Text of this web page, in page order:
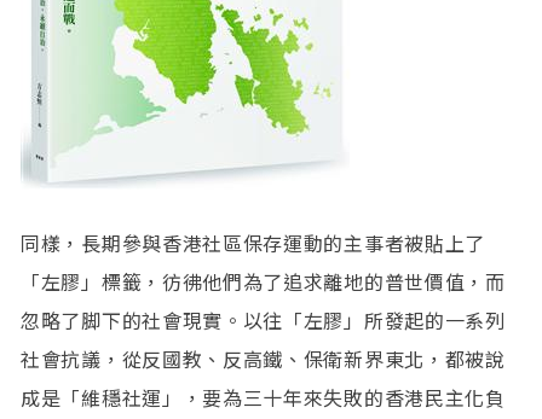
同樣，長期參與香港社區保存運動的主事者被貼上了
「左膠」標籤，彷彿他們為了追求離地的普世價值，而
忽略了脚下的社會現實。以往「左膠」所發起的一系列
社會抗議，從反國教、反高鐵、保衛新界東北，都被說
成是「維穩社運」，要為三十年來失敗的香港民主化負